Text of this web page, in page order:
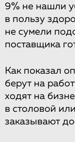
9% не нашли
в пользу
не сумели
поставщика
Как показал
берут на
ходят на
в столовой
заказывают